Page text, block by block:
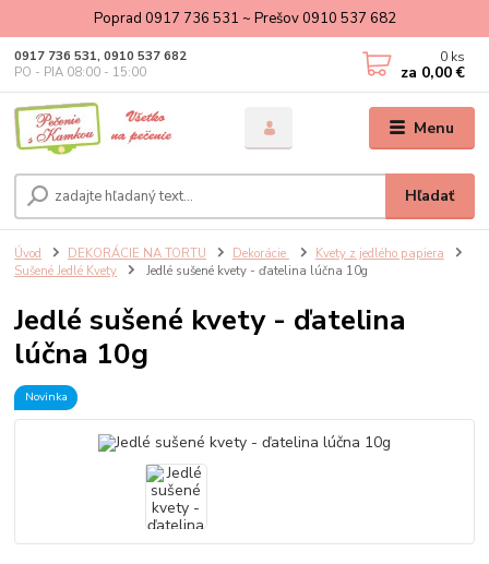
Poprad 0917 736 531 ~ Prešov 0910 537 682
Menu
Hľadať
0917 736 531, 0910 537 682
PO - PIA 08:00 - 15:00
0 ks
za 0,00 €
Úvod DEKORÁCIE NA TORTU Dekorácie
Kvety z jedlého papiera
Sušené Jedlé Kvety
Jedlé sušené kvety - ďatelina lúčna 10g
Jedlé sušené kvety - ďatelina
lúčna 10g
Novinka